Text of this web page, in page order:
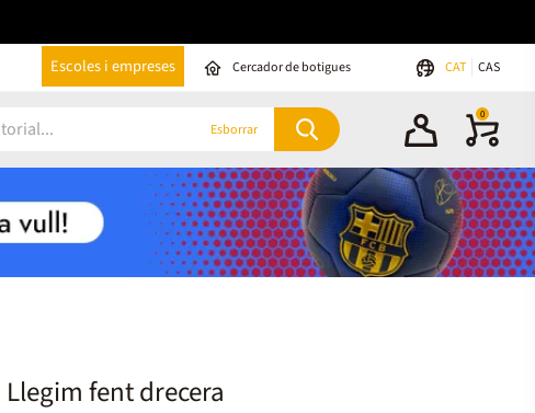
Escoles i empreses Cercador de botigues CAT CAS
Esborrar
0
Llegim fent drecera